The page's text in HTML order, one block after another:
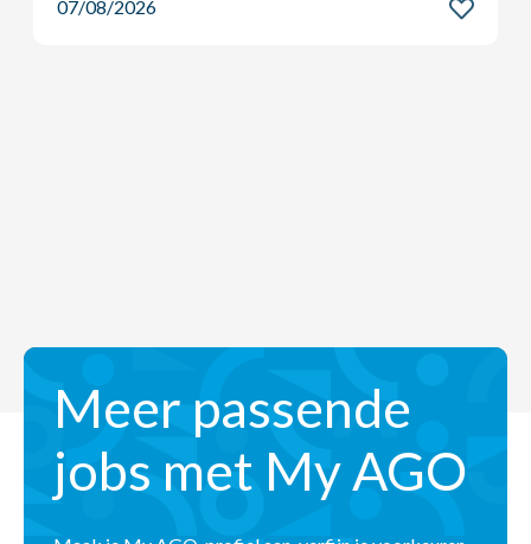
Meer passende
jobs met My AGO